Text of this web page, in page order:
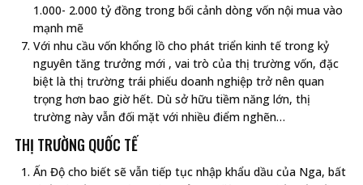
1.000- 2.000 tỷ đồng trong bối cảnh dòng vốn nội mua vào
mạnh mẽ
Với nhu cầu vốn khổng lồ cho phát triển kinh tế trong kỷ
nguyên tăng trưởng mới , vai trò của thị trường vốn, đặc
biệt là thị trường trái phiếu doanh nghiệp trở nên quan
trọng hơn bao giờ hết. Dù sở hữu tiềm năng lớn, thị
trường này vẫn đối mặt với nhiều điểm nghẽn…
THỊ TRƯỜNG QUỐC TẾ
Ấn Độ cho biết sẽ vẫn tiếp tục nhập khẩu dầu của Nga, bất